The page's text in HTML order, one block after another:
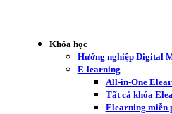
Khóa học
Hướng nghiệp Digital
E-learning
All-in-One
Tất cả khóa
Elearning miễn